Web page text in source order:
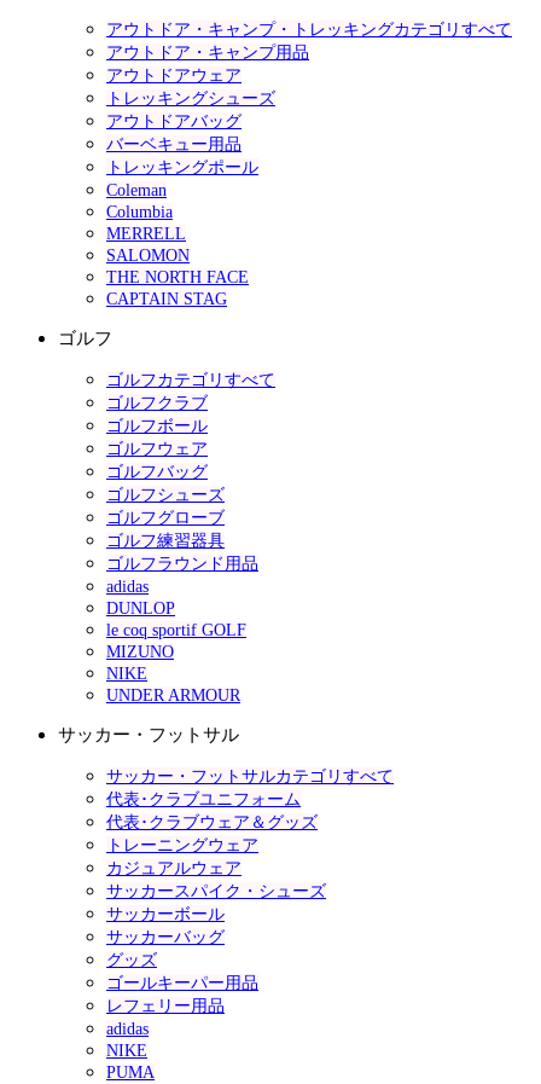
アウトドア・キャンプ・トレッキングカテゴリすべて
アウトドア・キャンプ用品
アウトドアウェア
トレッキングシューズ
アウトドアバッグ
バーベキュー用品
トレッキングポール
Coleman
Columbia
MERRELL
SALOMON
THE NORTH FACE
CAPTAIN STAG
ゴルフ
ゴルフカテゴリすべて
ゴルフクラブ
ゴルフボール
ゴルフウェア
ゴルフバッグ
ゴルフシューズ
ゴルフグローブ
ゴルフ練習器具
ゴルフラウンド用品
adidas
DUNLOP
le coq sportif GOLF
MIZUNO
NIKE
UNDER ARMOUR
サッカー・フットサル
サッカー・フットサルカテゴリすべて
代表･クラブユニフォーム
代表･クラブウェア＆グッズ
トレーニングウェア
カジュアルウェア
サッカースパイク・シューズ
サッカーボール
サッカーバッグ
グッズ
ゴールキーパー用品
レフェリー用品
adidas
NIKE
PUMA